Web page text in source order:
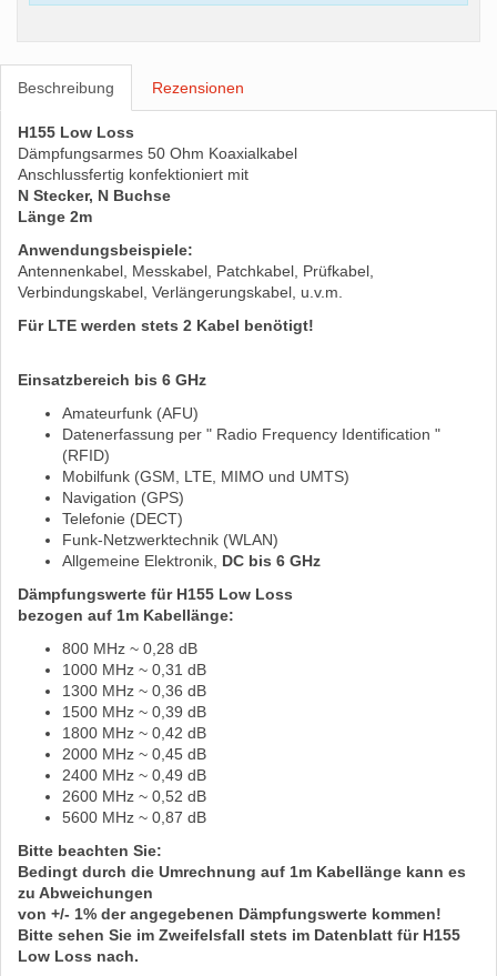
Beschreibung Rezensionen
H155 Low Loss
Dämpfungsarmes 50 Ohm Koaxialkabel
Anschlussfertig konfektioniert mit
N Stecker, N Buchse
Länge 2m
Anwendungsbeispiele:
Antennenkabel, Messkabel, Patchkabel, Prüfkabel,
Verbindungskabel, Verlängerungskabel, u.v.m.
Für LTE werden stets 2 Kabel benötigt!
Einsatzbereich bis 6 GHz
Amateurfunk (AFU)
Datenerfassung per " Radio Frequency Identification "
(RFID)
Mobilfunk (GSM, LTE, MIMO und UMTS)
Navigation (GPS)
Telefonie (DECT)
Funk-Netzwerktechnik (WLAN)
Allgemeine Elektronik, DC bis 6 GHz
Dämpfungswerte für H155 Low Loss
bezogen auf 1m Kabellänge:
800 MHz ~ 0,28 dB
1000 MHz ~ 0,31 dB
1300 MHz ~ 0,36 dB
1500 MHz ~ 0,39 dB
1800 MHz ~ 0,42 dB
2000 MHz ~ 0,45 dB
2400 MHz ~ 0,49 dB
2600 MHz ~ 0,52 dB
5600 MHz ~ 0,87 dB
Bitte beachten Sie:
Bedingt durch die Umrechnung auf 1m Kabellänge kann es
zu Abweichungen
von +/- 1% der angegebenen Dämpfungswerte kommen!
Bitte sehen Sie im Zweifelsfall stets im Datenblatt für H155
Low Loss nach.